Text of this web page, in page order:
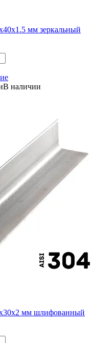
мм зеркальный
В наличии
мм шлифованный